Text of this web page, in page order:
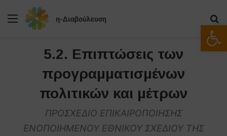
Μενού
5.2. Επιπτώσεις των
προγραμματισμένων
πολιτικών και μέτρων
ΠΡΟΣΧΕΔΙΟ ΕΠΙΚΑΙΡΟΠΟΙΗΣΗΣ
ΕΝΟΠΟΙΗΜΕΝΟΥ ΕΘΝΙΚΟΥ ΣΧΕΔΙΟΥ ΤΗΣ